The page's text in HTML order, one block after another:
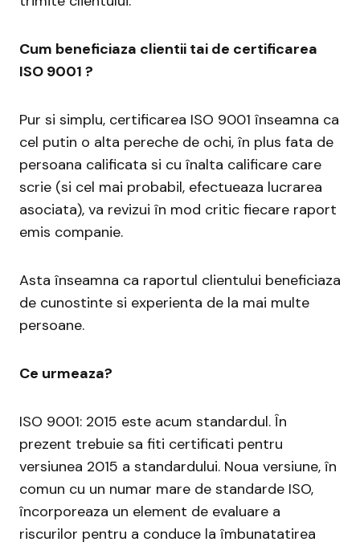
Cum beneficiaza clientii tai de certificarea
ISO 9001 ?
Pur si simplu, certificarea ISO 9001 înseamna ca
cel putin o alta pereche de ochi, în plus fata de
persoana calificata si cu înalta calificare care
scrie (si cel mai probabil, efectueaza lucrarea
asociata), va revizui în mod critic fiecare raport
emis companie.
Asta înseamna ca raportul clientului beneficiaza
de cunostinte si experienta de la mai multe
persoane.
Ce urmeaza?
ISO 9001: 2015 este acum standardul. În
prezent trebuie sa fiti certificati pentru
versiunea 2015 a standardului. Noua versiune, în
comun cu un numar mare de standarde ISO,
încorporeaza un element de evaluare a
riscurilor pentru a conduce la îmbunatatirea